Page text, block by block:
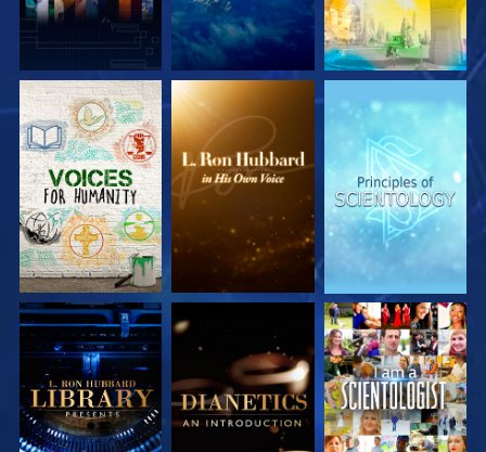
SERIE
ENTDECKEN
SERIE
ENTDECKEN
SERIE
ENTDECKEN
SERIE
ENTDECKEN
ENTDECKEN
ANSEHEN